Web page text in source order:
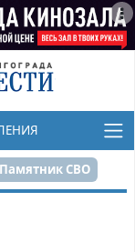
Памятник СВО